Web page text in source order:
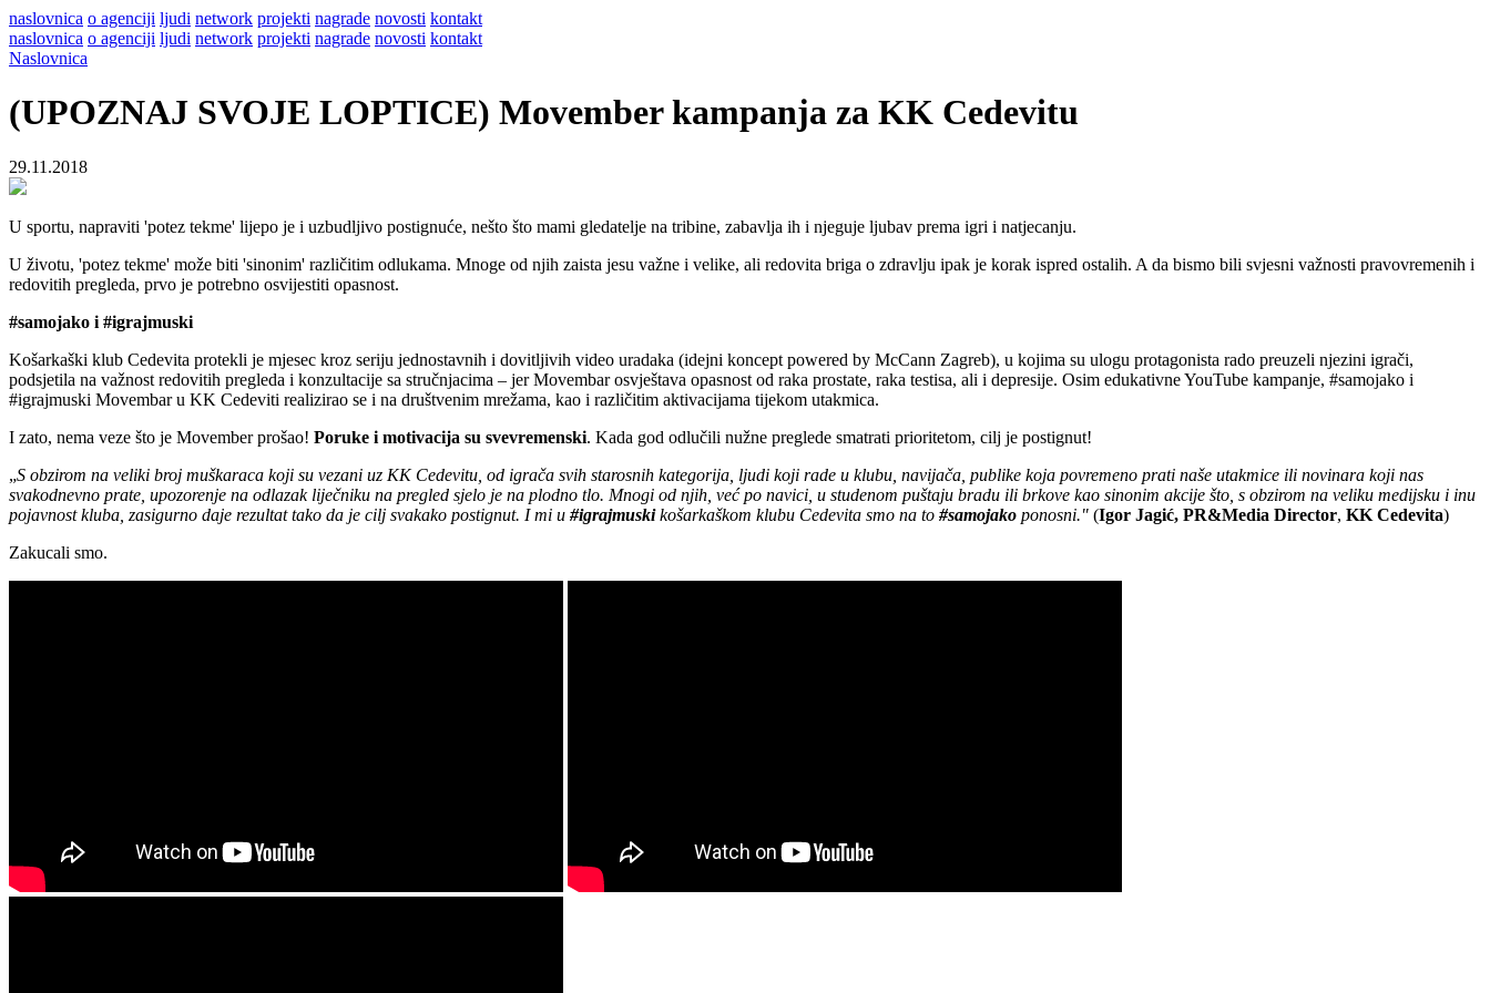
naslovnica o agenciji ljudi network projekti nagrade novosti kontakt
naslovnica o agenciji ljudi network projekti nagrade novosti kontakt
Naslovnica
(UPOZNAJ SVOJE LOPTICE) Movember kampanja za KK Cedevitu
29.11.2018
U sportu, napraviti 'potez tekme' lijepo je i uzbudljivo postignuće, nešto što mami gledatelje na tribine, zabavlja ih i njeguje ljubav prema igri i natjecanju.
U životu, 'potez tekme' može biti 'sinonim' različitim odlukama. Mnoge od njih zaista jesu važne i velike, ali redovita briga o zdravlju ipak je korak ispred ostalih. A da bismo bili svjesni važnosti pravovremenih i
redovitih pregleda, prvo je potrebno osvijestiti opasnost.
#samojako i #igrajmuski
Košarkaški klub Cedevita protekli je mjesec kroz seriju jednostavnih i dovitljivih video uradaka (idejni koncept powered by McCann Zagreb), u kojima su ulogu protagonista rado preuzeli njezini igrači,
podsjetila na važnost redovitih pregleda i konzultacije sa stručnjacima – jer Movembar osvještava opasnost od raka prostate, raka testisa, ali i depresije. Osim edukativne YouTube kampanje, #samojako i
#igrajmuski Movembar u KK Cedeviti realizirao se i na društvenim mrežama, kao i različitim aktivacijama tijekom utakmica.
I zato, nema veze što je Movember prošao! Poruke i motivacija su svevremenski. Kada god odlučili nužne preglede smatrati prioritetom, cilj je postignut!
„S obzirom na veliki broj muškaraca koji su vezani uz KK Cedevitu, od igrača svih starosnih kategorija, ljudi koji rade u klubu, navijača, publike koja povremeno prati naše utakmice ili novinara koji nas
svakodnevno prate, upozorenje na odlazak liječniku na pregled sjelo je na plodno tlo. Mnogi od njih, već po navici, u studenom puštaju bradu ili brkove kao sinonim akcije što, s obzirom na veliku medijsku i inu
pojavnost kluba, zasigurno daje rezultat tako da je cilj svakako postignut. I mi u #igrajmuskikošarkaškom klubu Cedevita smo na to #samojako ponosni." (Igor Jagić, PR&Media Director, KK Cedevita)
Zakucali smo.